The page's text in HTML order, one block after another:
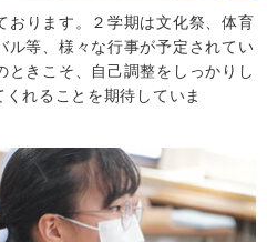
おります。２学期は文化祭、体育
ル等、様々な行事が予定されてい
ときこそ、自己調整をしっかりし
れることを期待していま